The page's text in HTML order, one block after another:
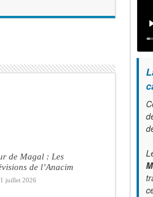
de Magal : Les
de l’Anacim
juillet 2026